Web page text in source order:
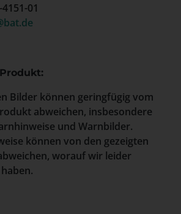
01
Bilder können geringfügig vom
abweichen, insbesondere
und Warnbilder.
können von den gezeigten
worauf wir leider